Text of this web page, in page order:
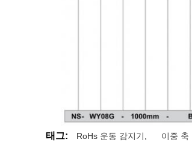
태그: RoHs 운동 감지기, 이중 축